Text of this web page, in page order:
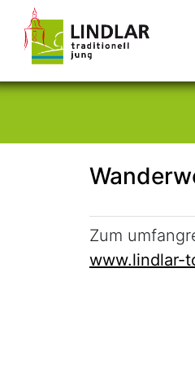
Zum
www.lindlar-